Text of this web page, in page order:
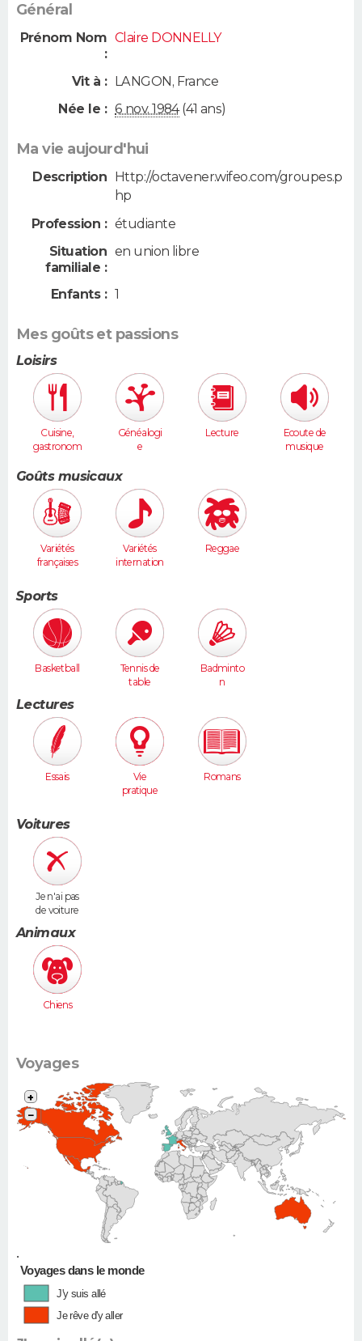
Général
Prénom Nom
:
Claire DONNELLY
Vit à : LANGON, France
Née le : 6 nov. 1984(41 ans)
Ma vie aujourd'hui
Description
Http://octavener.wifeo.com/groupes.p
hp
Profession : étudiante
Situation
familiale :
en union libre
Enfants : 1
Mes goûts et passions
Loisirs
Cuisine,
gastronom
Généalogi
e
Lecture
Ecoute de
musique
Goûts musicaux
Variétés
françaises
Variétés
internation
Reggae
Sports
Basketball
Tennis de
table
Badminto
n
Lectures
Essais
Vie
pratique
Romans
Voitures
Je n'ai pas
de voiture
Animaux
Chiens
Voyages
•
+
−
Voyages dans le monde
J'y suis allé
Je rêve d'y aller